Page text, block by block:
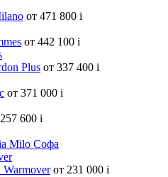
от 471 800 i
от 442 100 i
Plus от 337 400 i
от 371 000 i
600 i
Milo Софа
от 231 000 i